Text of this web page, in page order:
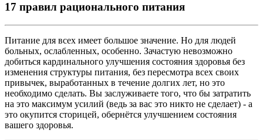
17 правил рационального питания
Питание для всех имеет большое значение. Но для людей
больных, ослабленных, особенно. Зачастую невозможно
добиться кардинального улучшения состояния здоровья без
изменения структуры питания, без пересмотра всех своих
привычек, выработанных в течение долгих лет, но это
необходимо сделать. Вы заслуживаете того, что бы затратить
на это максимум усилий (ведь за вас это никто не сделает) - а
это окупится сторицей, обернётся улучшением состояния
вашего здоровья.